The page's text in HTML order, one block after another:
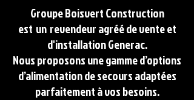
Groupe Boisvert Construction
est un revendeur agréé de vente et
d'installation Generac.
Nous proposons une gamme d’options
d’alimentation de secours adaptées
parfaitement à vos besoins.